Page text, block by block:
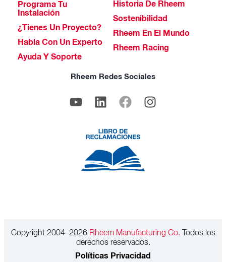
Programa Tu
Instalación
¿Tienes Un Proyecto?
Habla Con Un Experto
Ayuda Y Soporte
Historia De Rheem
Sostenibilidad
Rheem En El Mundo
Rheem Racing
Rheem Redes Sociales
Copyright 2004–2026Rheem Manufacturing Co. Todos los
derechos reservados.
Políticas Privacidad